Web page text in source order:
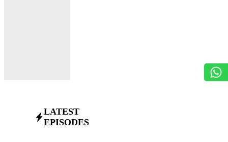
LATEST
EPISODES